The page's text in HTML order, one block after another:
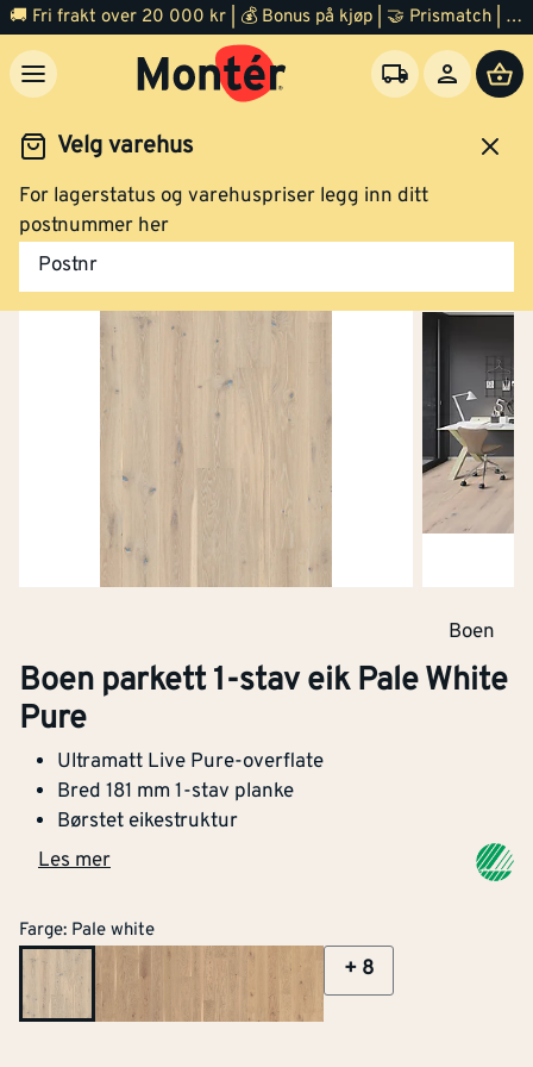
🚚 Fri frakt over 20 000 kr | 💰 Bonus på kjøp | 🤝 Prismatch | ⭐ 100% fornøyd garanti | 🏪 140 byggevarehus
Velg varehus
For lagerstatus og varehuspriser legg inn ditt
postnummer her
Postnr
Gulv Parkett
Boen
Boen parkett 1-stav eik Pale White
Pure
Ultramatt Live Pure-overflate
Bred 181 mm 1-stav planke
Børstet eikestruktur
Les mer
Farge: Pale white
+ 8
Tykkelse [mm] 13.2
Lengde (mm) 2200